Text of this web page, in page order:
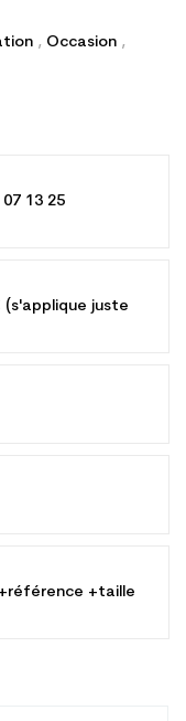
, Occasion ,
13 25
(s'applique juste
+taille